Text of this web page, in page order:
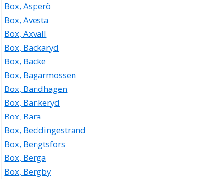
Box, Asperö
Box, Avesta
Box, Axvall
Box, Backaryd
Box, Backe
Box, Bagarmossen
Box, Bandhagen
Box, Bankeryd
Box, Bara
Box, Beddingestrand
Box, Bengtsfors
Box, Berga
Box, Bergby